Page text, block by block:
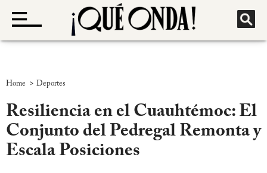
Home > Deportes
Resiliencia en el Cuauhtémoc: El
Conjunto del Pedregal Remonta y
Escala Posiciones